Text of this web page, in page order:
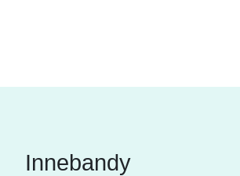
Innebandy